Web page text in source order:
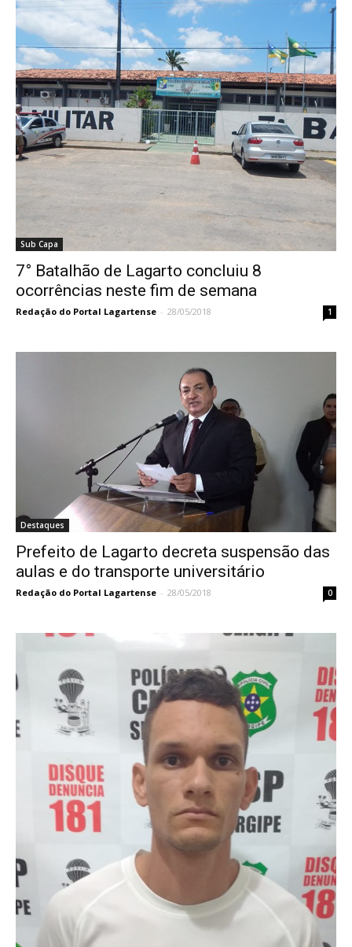
Sub Capa
7° Batalhão de Lagarto concluiu 8
ocorrências neste fim de semana
Redação do Portal Lagartense - 28/05/2018 1
Destaques
Prefeito de Lagarto decreta suspensão das
aulas e do transporte universitário
Redação do Portal Lagartense - 28/05/2018 0